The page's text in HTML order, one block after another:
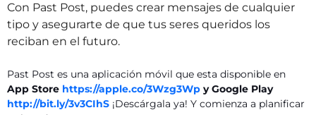
Con Past Post, puedes crear mensajes de cualquier
tipo y asegurarte de que tus seres queridos los
reciban en el futuro.
Past Post es una aplicación móvil que esta disponible en
App Store https://apple.co/3Wzg3Wp y Google Play
http://bit.ly/3v3CIhS ¡Descárgala ya! Y comienza a planificar